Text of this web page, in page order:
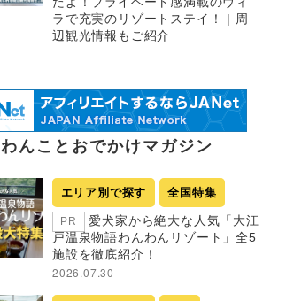
ラで充実のリゾートステイ！ | 周
辺観光情報もご紹介
わんことおでかけマガジン
エリア別で探す 全国特集
PR
愛犬家から絶大な人気「大江
戸温泉物語わんわんリゾート」全5
施設を徹底紹介！
2026.07.30